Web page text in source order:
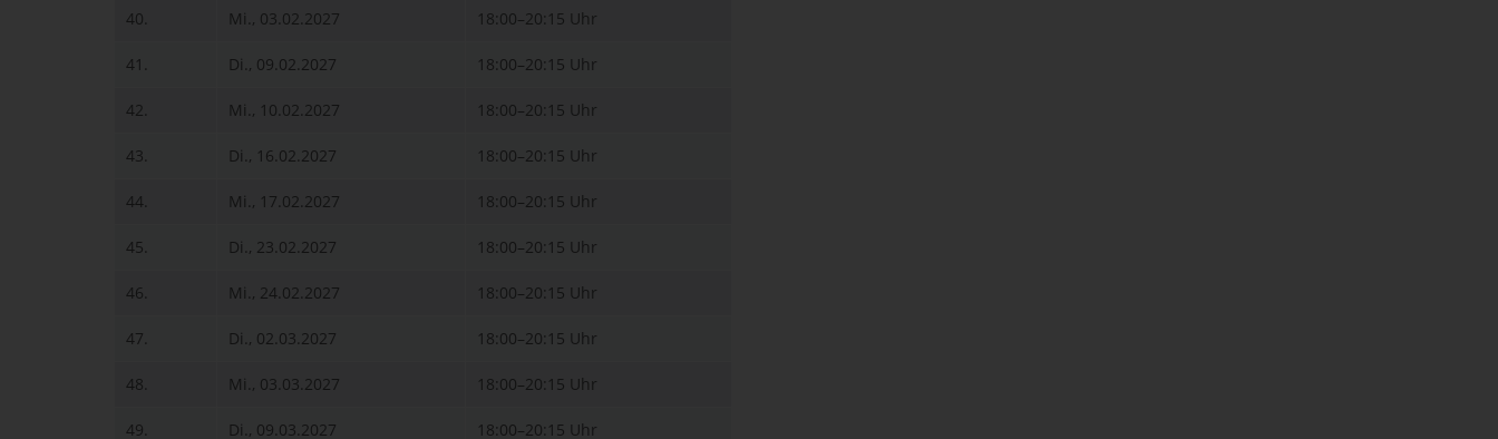
40. Mi., 03.02.2027 18:00–20:15 Uhr
41. Di., 09.02.2027 18:00–20:15 Uhr
42. Mi., 10.02.2027 18:00–20:15 Uhr
43. Di., 16.02.2027 18:00–20:15 Uhr
44. Mi., 17.02.2027 18:00–20:15 Uhr
45. Di., 23.02.2027 18:00–20:15 Uhr
46. Mi., 24.02.2027 18:00–20:15 Uhr
47. Di., 02.03.2027 18:00–20:15 Uhr
48. Mi., 03.03.2027 18:00–20:15 Uhr
49. Di., 09.03.2027 18:00–20:15 Uhr